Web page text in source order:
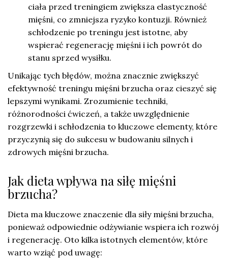
ciała przed treningiem zwiększa elastyczność
mięśni, co zmniejsza ryzyko kontuzji. Również
schłodzenie po treningu jest istotne, aby
wspierać regenerację mięśni i ich powrót do
stanu sprzed wysiłku.
Unikając tych błędów, można znacznie zwiększyć
efektywność treningu mięśni brzucha oraz cieszyć się
lepszymi wynikami. Zrozumienie techniki,
różnorodności ćwiczeń, a także uwzględnienie
rozgrzewki i schłodzenia to kluczowe elementy, które
przyczynią się do sukcesu w budowaniu silnych i
zdrowych mięśni brzucha.
Jak dieta wpływa na siłę mięśni
brzucha?
Dieta ma kluczowe znaczenie dla siły mięśni brzucha,
ponieważ odpowiednie odżywianie wspiera ich rozwój
i regenerację. Oto kilka istotnych elementów, które
warto wziąć pod uwagę: